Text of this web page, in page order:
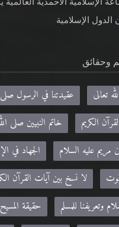
تعالى
عقيدتنا في الرسول صلى
الكريم
خاتم النبيين صلى
مريم عليه السلام
الجهاد في
لا نسخ بين آيات القرآن
وتعريفنا للمسلم
حقيقة المسيح
والمعراج
حقيقة الجن